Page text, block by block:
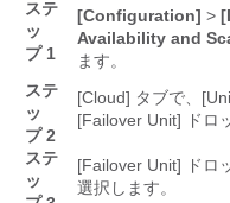
ステ
ッ
プ 1
[Configuration] >
Availability and
ます。
ステ
ッ
プ 2
[Cloud] タブで、
[Failover Unit]
ドロ
ステ
ッ
[Failover Unit] ドロ
選択します。